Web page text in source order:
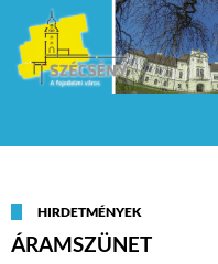
HIRDETMÉNYEK
ÁRAMSZÜNET